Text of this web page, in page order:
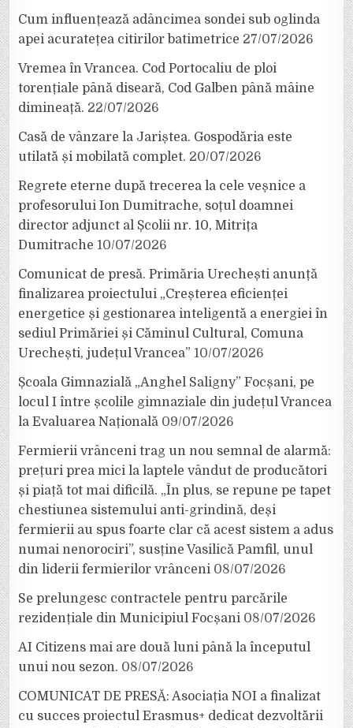
Cum influențează adâncimea sondei sub oglinda
apei acuratețea citirilor batimetrice 27/07/2026
Vremea în Vrancea. Cod Portocaliu de ploi
torențiale până diseară, Cod Galben până mâine
dimineață. 22/07/2026
Casă de vânzare la Jariștea. Gospodăria este
utilată și mobilată complet. 20/07/2026
Regrete eterne după trecerea la cele veșnice a
profesorului Ion Dumitrache, soțul doamnei
director adjunct al Școlii nr. 10, Mitrița
Dumitrache 10/07/2026
Comunicat de presă. Primăria Urechești anunță
finalizarea proiectului „Creșterea eficienței
energetice și gestionarea inteligentă a energiei în
sediul Primăriei și Căminul Cultural, Comuna
Urechești, județul Vrancea” 10/07/2026
Școala Gimnazială „Anghel Saligny” Focșani, pe
locul I între școlile gimnaziale din județul Vrancea
la Evaluarea Națională 09/07/2026
Fermierii vrânceni trag un nou semnal de alarmă:
prețuri prea mici la laptele vândut de producători
și piață tot mai dificilă. „În plus, se repune pe tapet
chestiunea sistemului anti-grindină, deși
fermierii au spus foarte clar că acest sistem a adus
numai nenorociri”, susține Vasilică Pamfil, unul
din liderii fermierilor vrânceni 08/07/2026
Se prelungesc contractele pentru parcările
rezidențiale din Municipiul Focșani 08/07/2026
AI Citizens mai are două luni până la începutul
unui nou sezon. 08/07/2026
COMUNICAT DE PRESĂ: Asociația NOI a finalizat
cu succes proiectul Erasmus+ dedicat dezvoltării